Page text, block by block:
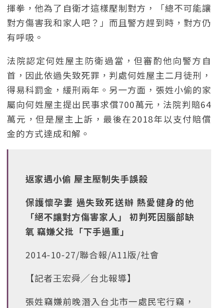
揮拳，他為了自衛才這樣壓制對方，「總不可能讓
對方傷害我和家人吧？」而且警方趕到時，對方仍
有呼吸。
法院認定何姓屋主防衛過當，但審酌他向警方自
首，因此依過失致死罪，判處何姓屋主二月徒刑，
得易科罰金，緩刑兩年。另一方面，張姓小偷的家
屬向何姓屋主提出民事求償700萬元，法院判賠64
萬元，但是屋主上訴，最後在2018年以支付賠償
金的方式達成和解。
返家遇小偷 屋主壓制失手誤殺
保護懷孕妻 過失致死送辦 熱愛健身的他
「絕不讓對方傷害家人」 初判死因腦部缺
氧 竊嫌父批「下手過重」
2014-10-27/聯合報/A11版/社會
【記者王宏舜╱台北報導】
張姓竊嫌前晚潛入台北市一處民宅行竊，